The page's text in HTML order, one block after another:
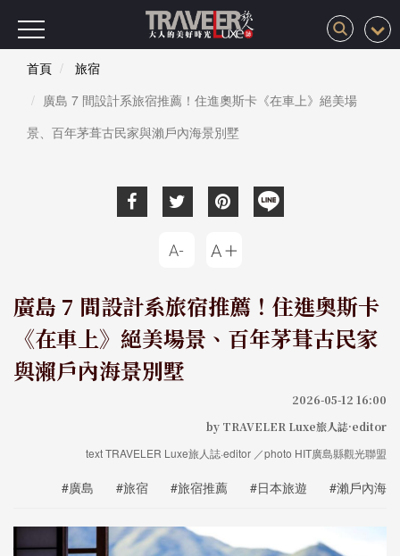
首頁
旅宿
廣島 7 間設計系旅宿推薦！住進奧斯卡《在車上》絕美場
景、百年茅葺古民家與瀨戶內海景別墅
廣島 7 間設計系旅宿推薦！住進奧斯卡
《在車上》絕美場景、百年茅葺古民家
與瀨戶內海景別墅
2026-05-12 16:00
by TRAVELER Luxe旅人誌·editor
text TRAVELER Luxe旅人誌·editor ／photo HIT廣島縣觀光聯盟
#廣島 #旅宿 #旅宿推薦 #日本旅遊 #瀨戶內海